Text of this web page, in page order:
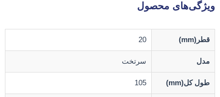
ویژگی‌های محصول
قطر(mm) 20
مدل سرتخت
طول کل(mm) 105